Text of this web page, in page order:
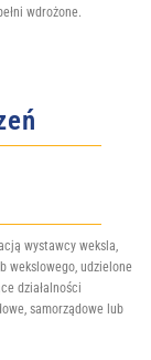
wdrożone.
wystawcy weksla,
wekslowego, udzielone
działalności
samorządowe lub